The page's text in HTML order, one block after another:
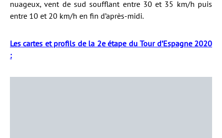
nuageux, vent de sud soufflant entre 30 et 35 km/h puis
entre 10 et 20 km/h en fin d’après-midi.
Les cartes et profils de la 2e étape du Tour d’Espagne 2020
: